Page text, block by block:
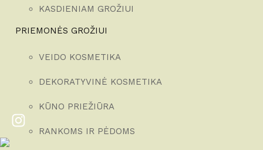
KASDIENIAM GROŽIUI
PRIEMONĖS GROŽIUI
VEIDO KOSMETIKA
DEKORATYVINĖ KOSMETIKA
KŪNO PRIEŽIŪRA
RANKOMS IR PĖDOMS